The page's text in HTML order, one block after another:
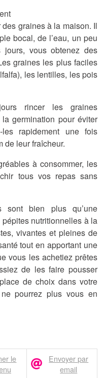
graines à la maison. Il
bocal, de l’eau, un peu
vous obtenez des
graines les plus faciles
les lentilles, les pois
rincer les graines
germination pour éviter
rapidement une fois
de leur fraîcheur.
à consommer, les
tous vos repas sans
sont bien plus qu’une
nutritionnelles à la
vivantes et pleines de
tout en apportant une
vous les achetiez prêtes
de les faire pousser
de choix dans votre
pourrez plus vous en
le
Envoyer par
email